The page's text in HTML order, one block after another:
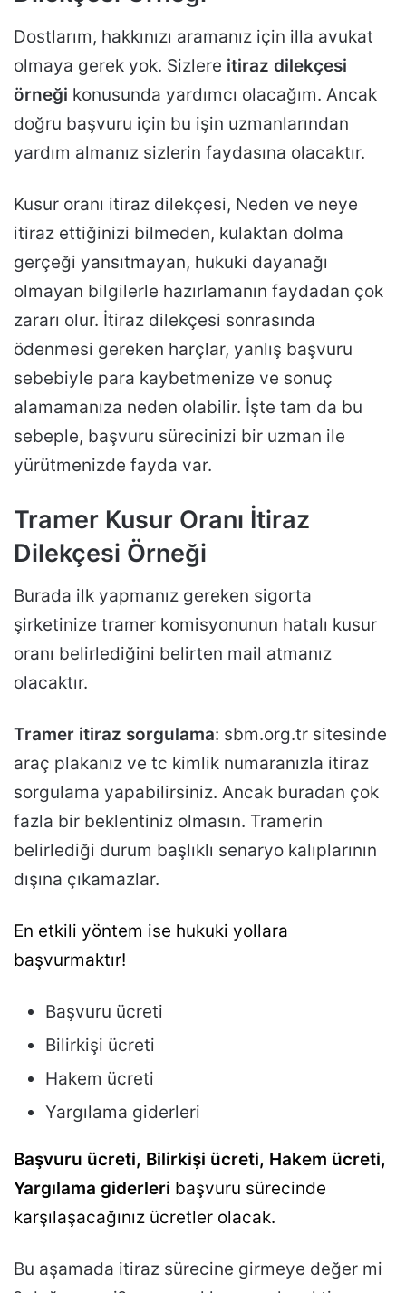
Dostlarım, hakkınızı aramanız için illa avukat
olmaya gerek yok. Sizlere itiraz dilekçesi
örneği konusunda yardımcı olacağım. Ancak
doğru başvuru için bu işin uzmanlarından
yardım almanız sizlerin faydasına olacaktır.
Kusur oranı itiraz dilekçesi, Neden ve neye
itiraz ettiğinizi bilmeden, kulaktan dolma
gerçeği yansıtmayan, hukuki dayanağı
olmayan bilgilerle hazırlamanın faydadan çok
zararı olur. İtiraz dilekçesi sonrasında
ödenmesi gereken harçlar, yanlış başvuru
sebebiyle para kaybetmenize ve sonuç
alamamanıza neden olabilir. İşte tam da bu
sebeple, başvuru sürecinizi bir uzman ile
yürütmenizde fayda var.
Tramer Kusur Oranı İtiraz
Dilekçesi Örneği
Burada ilk yapmanız gereken sigorta
şirketinize tramer komisyonunun hatalı kusur
oranı belirlediğini belirten mail atmanız
olacaktır.
Tramer itiraz sorgulama: sbm.org.tr sitesinde
araç plakanız ve tc kimlik numaranızla itiraz
sorgulama yapabilirsiniz. Ancak buradan çok
fazla bir beklentiniz olmasın. Tramerin
belirlediği durum başlıklı senaryo kalıplarının
dışına çıkamazlar.
En etkili yöntem ise hukuki yollara
başvurmaktır!
Başvuru ücreti
Bilirkişi ücreti
Hakem ücreti
Yargılama giderleri
Başvuru ücreti, Bilirkişi ücreti, Hakem ücreti,
Yargılama giderleri başvuru sürecinde
karşılaşacağınız ücretler olacak.
Bu aşamada itiraz sürecine girmeye değer mi